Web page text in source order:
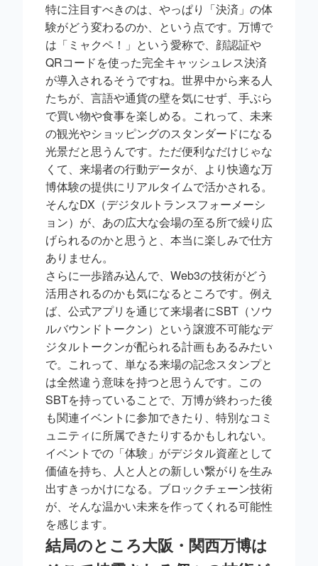
特に注目すべきのは、やっぱり「決済」の体
験がどう変わるのか、という点です。万博で
は「ミャクペ！」という愛称で、顔認証や
QRコードを使った完全キャッシュレス決済
が導入されるそうですね。世界中から来る人
たちが、言語や通貨の壁を気にせず、手ぶら
で買い物や食事を楽しめる。これって、未来
の観光やショッピングのスタンダードになる
光景だと思うんです。ただ便利なだけじゃな
くて、来場者の行動データが、より快適な万
博体験の提供にリアルタイムで活かされる。
そんなDX（デジタルトランスフォーメーシ
ョン）が、あの広大な会場の至る所で繰り広
げられるのかと思うと、本当に楽しみで仕方
ありません。
さらに一歩踏み込んで、Web3の技術がどう
活用されるのかも気になるところです。例え
ば、公式アプリを通じて来場者にSBT（ソウ
ルバウンドトークン）という譲渡不可能なデ
ジタルトークンが配られる計画もあるみたい
で。これって、単なる来場の記念スタンプと
は全然違う意味を持つと思うんです。この
SBTを持っていることで、万博が終わった後
も関連イベントに参加できたり、特別なコミ
ュニティに所属できたりするかもしれない。
イベントでの「体験」がデジタル資産として
価値を持ち、人と人との新しい繋がりを生み
出すきっかけになる。ブロックチェーン技術
が、そんな温かい未来を作ってくれる可能性
を感じます。
結局のところ大阪・関西万博は